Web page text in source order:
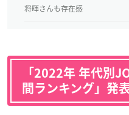
将暉さんも存在感
「2022年 年代別
間ランキング」発表